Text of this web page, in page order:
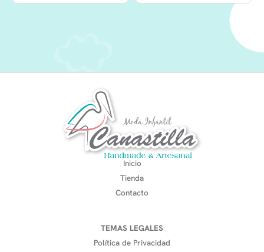
Inicio
Tienda
Contacto
TEMAS LEGALES
Política de Privacidad